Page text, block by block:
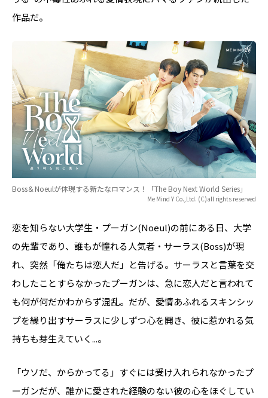
作品だ。
Boss＆Noeulが体現する新たなロマンス！「The Boy Next World Series」
Me Mind Y Co.,Ltd. (C)all rights reserved
恋を知らない大学生・プーガン(Noeul)の前にある日、大学
の先輩であり、誰もが憧れる人気者・サーラス(Boss)が現
れ、突然「俺たちは恋人だ」と告げる。サーラスと言葉を交
わしたことすらなかったプーガンは、急に恋人だと言われて
も何が何だかわからず混乱。だが、愛情あふれるスキンシッ
プを繰り出すサーラスに少しずつ心を開き、彼に惹かれる気
持ちも芽生えていく...。
「ウソだ、からかってる」――すぐには受け入れられなかったプ
ーガンだが、誰かに愛された経験のない彼の心をほぐしてい